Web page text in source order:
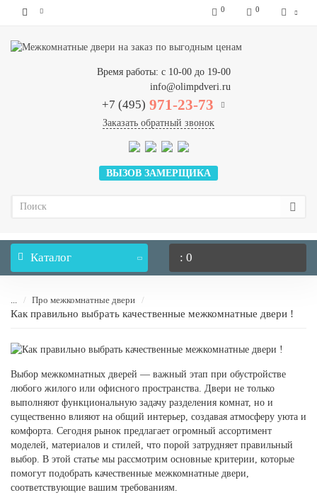
0 0
Время работы: с 10-00 до 19-00
info@olimpdveri.ru
+7 (495) 971-23-73
Заказать обратный звонок
ВЫЗОВ ЗАМЕРЩИКА
Каталог : 0
... Про межкомнатные двери
Как правильно выбрать качественные межкомнатные двери !
Выбор межкомнатных дверей — важный этап при обустройстве
любого жилого или офисного пространства. Двери не только
выполняют функциональную задачу разделения комнат, но и
существенно влияют на общий интерьер, создавая атмосферу уюта и
комфорта. Сегодня рынок предлагает огромный ассортимент
моделей, материалов и стилей, что порой затрудняет правильный
выбор. В этой статье мы рассмотрим основные критерии, которые
помогут подобрать качественные межкомнатные двери,
соответствующие вашим требованиям.